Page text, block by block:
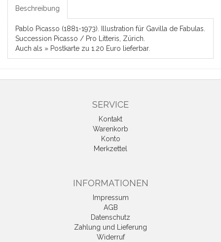
Beschreibung
Pablo Picasso (1881-1973). Illustration für Gavilla de Fabulas.
Succession Picasso / Pro Litteris, Zürich.
Auch als » Postkarte zu 1.20 Euro lieferbar.
SERVICE
Kontakt
Warenkorb
Konto
Merkzettel
INFORMATIONEN
Impressum
AGB
Datenschutz
Zahlung und Lieferung
Widerruf